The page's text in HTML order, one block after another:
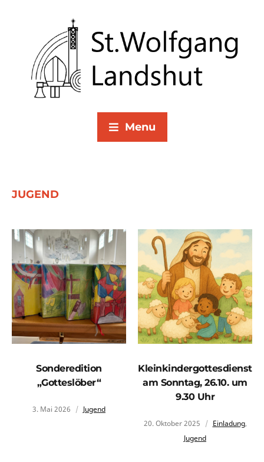
Menu
JUGEND
Sonderedition
„Gotteslöber“
3. Mai 2026 Jugend
Kleinkindergottesdienst
am Sonntag, 26.10. um
9.30 Uhr
20. Oktober 2025 Einladung,
Jugend